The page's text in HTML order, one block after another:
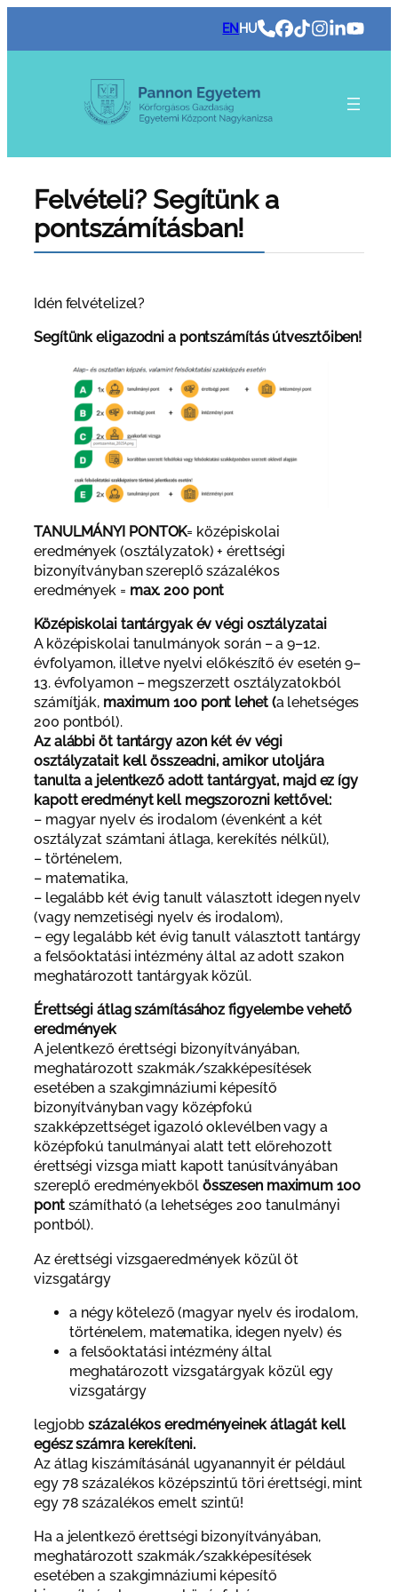
tartalomhoz
EN HU
Felvételi? Segítünk a
pontszámításban!
Idén felvételizel?
Segítünk eligazodni a pontszámítás útvesztőiben!
TANULMÁNYI PONTOK= középiskolai
eredmények (osztályzatok) + érettségi
bizonyítványban szereplő százalékos
eredmények = max. 200 pont
Középiskolai tantárgyak év végi osztályzatai
A középiskolai tanulmányok során – a 9–12.
évfolyamon, illetve nyelvi előkészítő év esetén 9–
13. évfolyamon – megszerzett osztályzatokból
számítják, maximum 100 pont lehet (a lehetséges
200 pontból).
Az alábbi öt tantárgy azon két év végi
osztályzatait kell összeadni, amikor utoljára
tanulta a jelentkező adott tantárgyat, majd ez így
kapott eredményt kell megszorozni kettővel:
– magyar nyelv és irodalom (évenként a két
osztályzat számtani átlaga, kerekítés nélkül),
– történelem,
– matematika,
– legalább két évig tanult választott idegen nyelv
(vagy nemzetiségi nyelv és irodalom),
– egy legalább két évig tanult választott tantárgy
a felsőoktatási intézmény által az adott szakon
meghatározott tantárgyak közül.
Érettségi átlag számításához figyelembe vehető
eredmények
A jelentkező érettségi bizonyítványában,
meghatározott szakmák/szakképesítések
esetében a szakgimnáziumi képesítő
bizonyítványban vagy középfokú
szakképzettséget igazoló oklevélben vagy a
középfokú tanulmányai alatt tett előrehozott
érettségi vizsga miatt kapott tanúsítványában
szereplő eredményekből összesen maximum 100
pontszámítható (a lehetséges 200 tanulmányi
pontból).
Az érettségi vizsgaeredmények közül öt
vizsgatárgy
a négy kötelező (magyar nyelv és irodalom,
történelem, matematika, idegen nyelv) és
a felsőoktatási intézmény által
meghatározott vizsgatárgyak közül egy
vizsgatárgy
legjobbszázalékos eredményeinek átlagát kell
egész számra kerekíteni.
Az átlag kiszámításánál ugyanannyit ér például
egy 78 százalékos középszintű töri érettségi, mint
egy 78 százalékos emelt szintű!
Ha a jelentkező érettségi bizonyítványában,
meghatározott szakmák/szakképesítések
esetében a szakgimnáziumi képesítő